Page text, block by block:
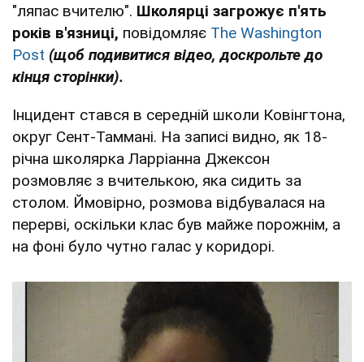
"ляпас вчителю". Школярці загрожує п'ять
років в'язниці, повідомляє The Washington
Post (щоб подивитися відео, доскрольте до
кінця сторінки).
Інцидент стався в середній школи Ковінгтона,
округ Сент-Таммані. На записі видно, як 18-
річна школярка Ларріанна Джексон
розмовляє з вчителькою, яка сидить за
столом. Ймовірно, розмова відбувалася на
перерві, оскільки клас був майже порожнім, а
на фоні було чутно галас у коридорі.